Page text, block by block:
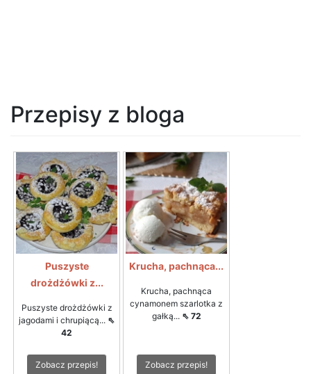
Przepisy z bloga
Puszyste
drożdżówki z...
Puszyste drożdżówki z
jagodami i chrupiącą... ⇖
42
Zobacz przepis!
Krucha, pachnąca...
Krucha, pachnąca
cynamonem szarlotka z
gałką... ⇖ 72
Zobacz przepis!